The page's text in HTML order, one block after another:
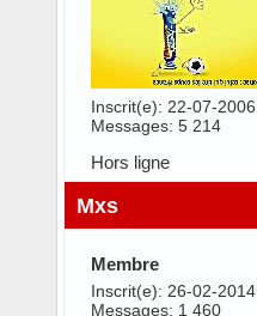
Inscrit(e): 22-07-2006
Messages: 5 214
Hors ligne
Mxs
Membre
Inscrit(e): 26-02-2014
Messages: 1 460